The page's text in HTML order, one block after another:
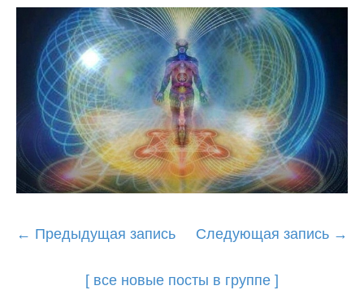
Post
← Предыдущая запись Следующая запись →
[ все новые посты в группе ]